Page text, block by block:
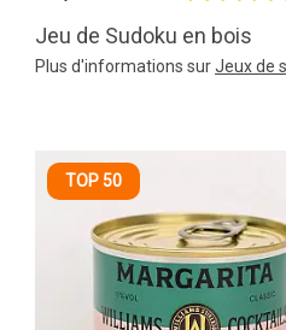
Jeu de Sudoku en bois
Plus d'informations surJeux de
TOP 50